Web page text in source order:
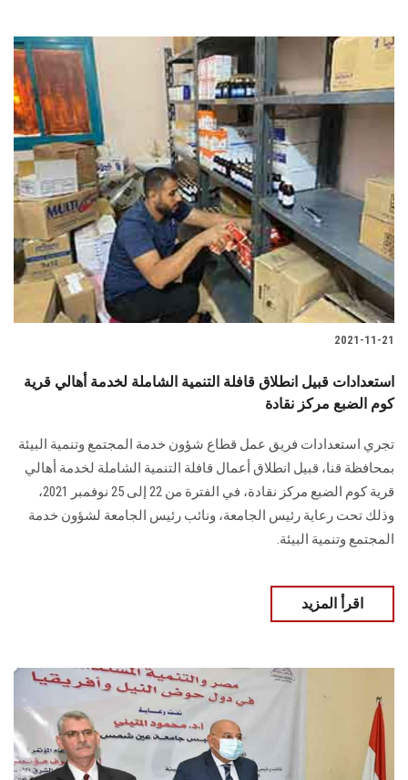
2021-11-21
استعدادات قبيل انطلاق قافلة التنمية الشاملة لخدمة أهالي قرية
كوم الضبع مركز نقادة
تجري استعدادات فريق عمل قطاع شؤون خدمة المجتمع وتنمية البيئة
بمحافظة قنا، قبيل انطلاق أعمال قافلة التنمية الشاملة لخدمة أهالي
قرية كوم الضبع مركز نقادة، في الفترة من 22 إلى 25 نوفمبر 2021،
وذلك تحت رعاية رئيس الجامعة، ونائب رئيس الجامعة لشؤون خدمة
المجتمع وتنمية البيئة.
اقرأ المزيد